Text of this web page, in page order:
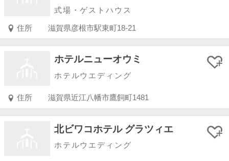
式場・ゲストハウス
住所 滋賀県彦根市駅東町18-21
ホテルニューオウミ
ホテルウエディング
住所 滋賀県近江八幡市鷹飼町1481
北ビワコホテル グラツィエ
ホテルウエディング